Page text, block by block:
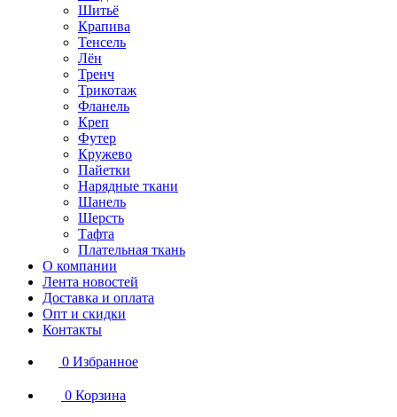
Шитьё
Крапива
Тенсель
Лён
Тренч
Трикотаж
Фланель
Креп
Футер
Кружево
Пайетки
Нарядные ткани
Шанель
Шерсть
Тафта
Плательная ткань
О компании
Лента новостей
Доставка и оплата
Опт и скидки
Контакты
0 Избранное
0 Корзина